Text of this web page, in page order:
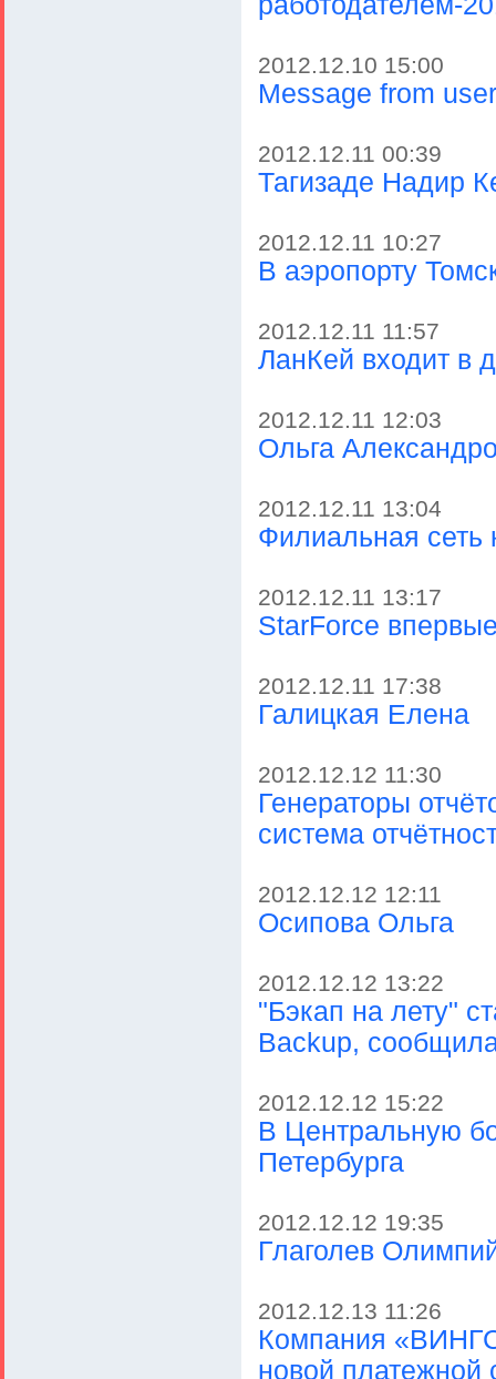
2012.12.10 15:00
Message from
2012.12.11 00:39
Тагизаде Надир
2012.12.11 10:27
В аэропорту
2012.12.11 11:57
ЛанКей входит в
2012.12.11 12:03
Ольга
2012.12.11 13:04
Филиальная сеть
2012.12.11 13:17
StarForce
2012.12.11 17:38
Галицкая Елена
2012.12.12 11:30
Генераторы
система
2012.12.12 12:11
Осипова Ольга
2012.12.12 13:22
"Бэкап на лету"
Backup,
2012.12.12 15:22
В Центральную
Петербурга
2012.12.12 19:35
Глаголев
2012.12.13 11:26
Компания
новой платежной